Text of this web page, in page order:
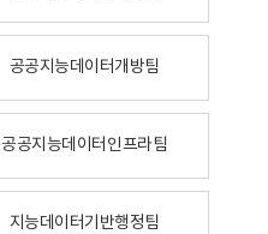
공공지능데이터개방팀
공공지능데이터인프라팀
지능데이터기반행정팀